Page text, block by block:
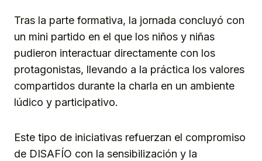
Tras la parte formativa, la jornada concluyó con
un mini partido en el que los niños y niñas
pudieron interactuar directamente con los
protagonistas, llevando a la práctica los valores
compartidos durante la charla en un ambiente
lúdico y participativo.
Este tipo de iniciativas refuerzan el compromiso
de DISAFÍO con la sensibilización y la